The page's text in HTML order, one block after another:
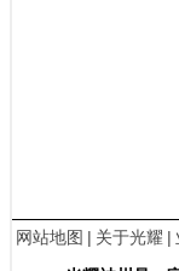
网站地图 | 关于光耀 |